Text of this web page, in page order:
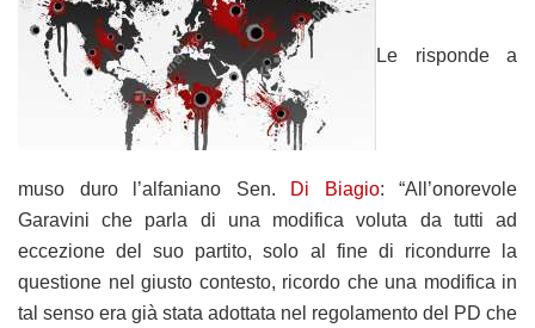
Le risponde a
muso duro l’alfaniano Sen. Di Biagio: “All’onorevole
Garavini che parla di una modifica voluta da tutti ad
eccezione del suo partito, solo al fine di ricondurre la
questione nel giusto contesto, ricordo che una modifica in
tal senso era già stata adottata nel regolamento del PD che